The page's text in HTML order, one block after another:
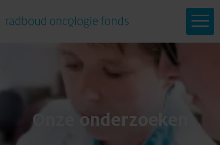
Onze onderzoeken
Help mee
Onderzoeken